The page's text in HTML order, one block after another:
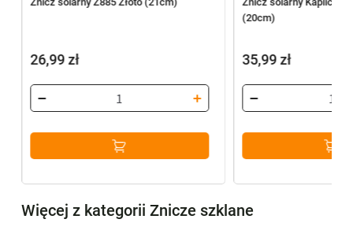
26,99zł
(20cm)
35,99zł
Więcej z kategorii Znicze szklane